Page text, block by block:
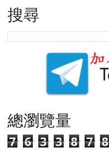
搜尋
總瀏覽量
7 6 3 3 8 7 8